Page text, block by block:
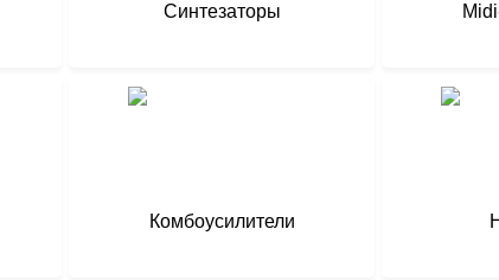
Синтезаторы
Комбоусилители